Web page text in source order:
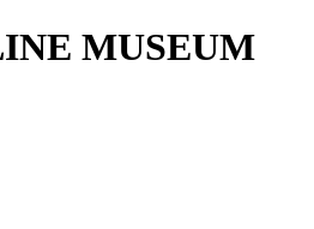
MUSEUM